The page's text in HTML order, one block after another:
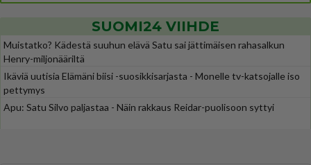
SUOMI24 VIIHDE
Muistatko? Kädestä suuhun elävä Satu sai jättimäisen rahasalkun
Henry-miljonääriltä
Ikäviä uutisia Elämäni biisi -suosikkisarjasta - Monelle tv-katsojalle iso
pettymys
Apu: Satu Silvo paljastaa - Näin rakkaus Reidar-puolisoon syttyi